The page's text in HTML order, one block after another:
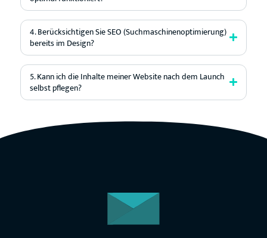
4. Berücksichtigen Sie SEO (Suchmaschinenoptimierung)
bereits im Design?
5. Kann ich die Inhalte meiner Website nach dem Launch
selbst pflegen?